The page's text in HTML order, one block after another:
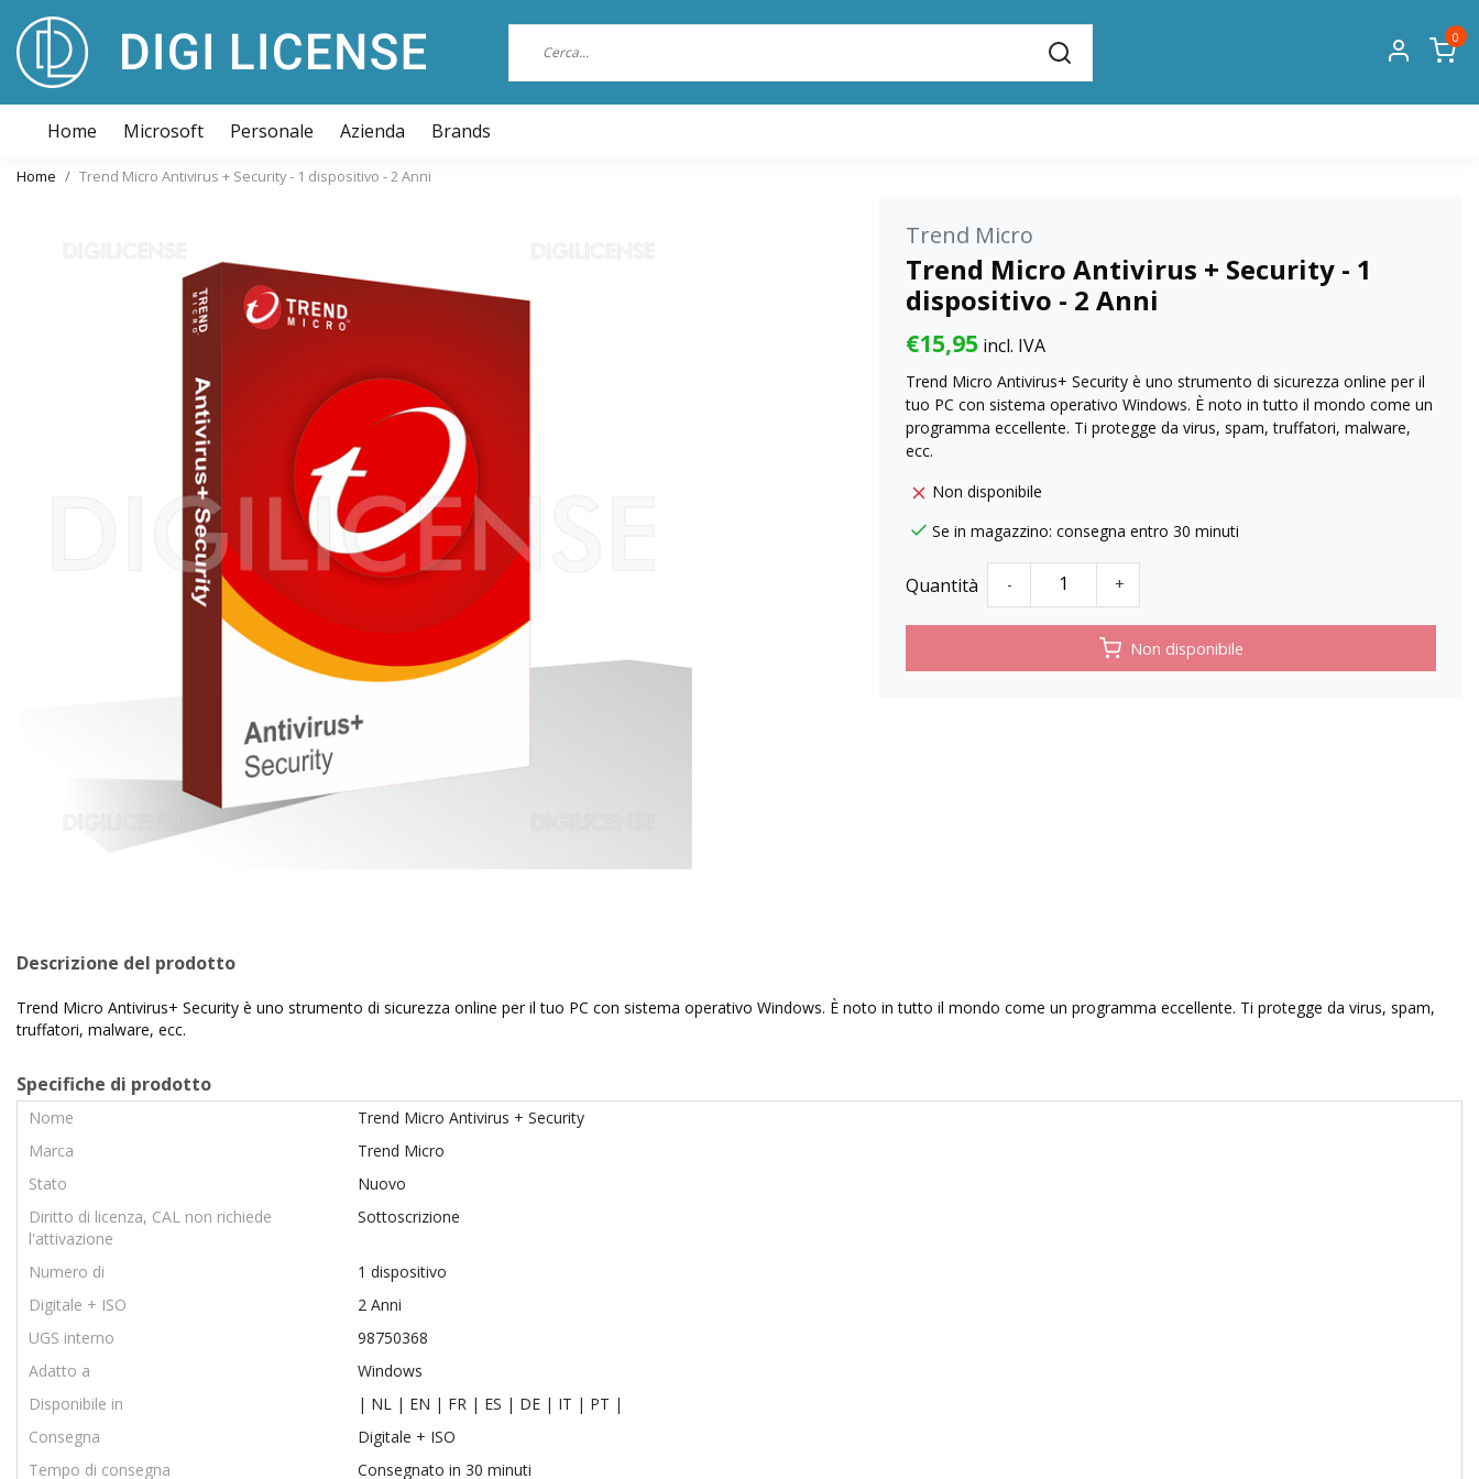
0
Home Microsoft Personale Azienda Brands
Home Trend Micro Antivirus + Security - 1 dispositivo - 2 Anni
Trend Micro
Trend Micro Antivirus + Security - 1
dispositivo - 2 Anni
€15,95 incl. IVA
Trend Micro Antivirus+ Security è uno strumento di sicurezza online per il
tuo PC con sistema operativo Windows. È noto in tutto il mondo come un
programma eccellente. Ti protegge da virus, spam, truffatori, malware,
ecc.
Non disponibile
Se in magazzino: consegna entro 30 minuti
Quantità - +
Non disponibile
Descrizione del prodotto
Trend Micro Antivirus+ Security è uno strumento di sicurezza online per il tuo PC con sistema operativo Windows. È noto in tutto il mondo come un programma eccellente. Ti protegge da virus, spam,
truffatori, malware, ecc.
Specifiche di prodotto
Nome
Trend Micro Antivirus + Security
Marca
Trend Micro
Stato
Nuovo
Diritto di licenza, CAL non richiede
l'attivazione
Sottoscrizione
Numero di
1 dispositivo
Digitale + ISO
2 Anni
UGS interno
98750368
Adatto a
Windows
Disponibile in
| NL | EN | FR | ES | DE | IT | PT |
Consegna
Digitale + ISO
Tempo di consegna
Consegnato in 30 minuti